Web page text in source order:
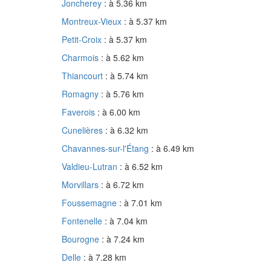
Joncherey : à 5.36 km
Montreux-Vieux : à 5.37 km
Petit-Croix : à 5.37 km
Charmois : à 5.62 km
Thiancourt : à 5.74 km
Romagny : à 5.76 km
Faverois : à 6.00 km
Cunelières : à 6.32 km
Chavannes-sur-l'Étang : à 6.49 km
Valdieu-Lutran : à 6.52 km
Morvillars : à 6.72 km
Foussemagne : à 7.01 km
Fontenelle : à 7.04 km
Bourogne : à 7.24 km
Delle : à 7.28 km